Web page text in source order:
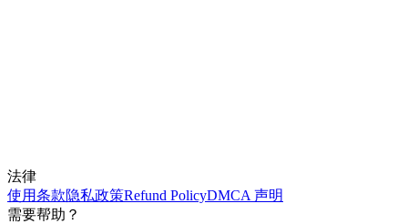
法律
使用条款隐私政策Refund PolicyDMCA 声明
需要帮助？